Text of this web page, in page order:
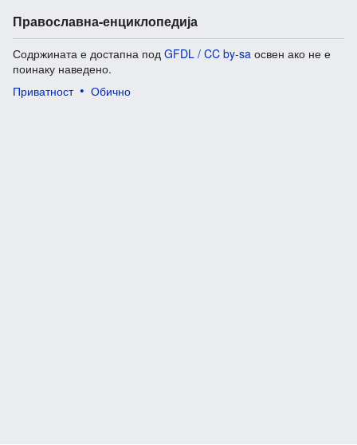
Православна-енциклопедија
Содржината е достапна под GFDL / CC by-sa освен ако не е
поинаку наведено.
Приватност
Обично